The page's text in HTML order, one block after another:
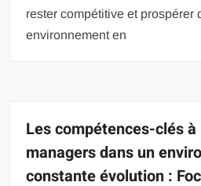
rester compétitive et prospérer
environnement en
Les compétences-clés
managers dans un
constante évolution :